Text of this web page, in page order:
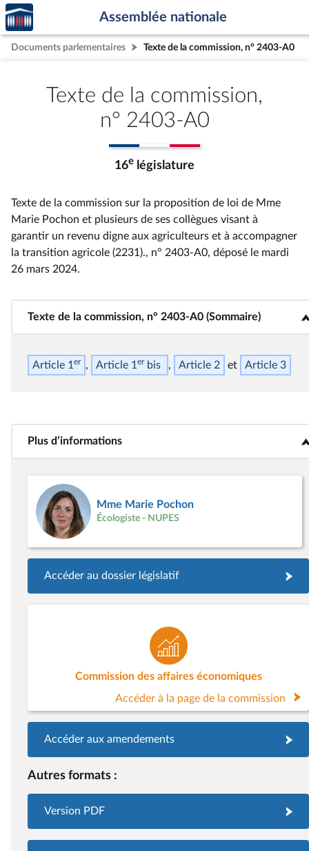
Aller au contenu
Aller en bas de la page
Accèder
à la
page
d'accueil
Assemblée nationale
Documents parlementaires Texte de la commission, n° 2403-A0
Texte de la commission,
n° 2403-A0
16e législature
Texte de la commission sur la proposition de loi de Mme
Marie Pochon et plusieurs de ses collègues visant à
garantir un revenu digne aux agriculteurs et à accompagner
la transition agricole (2231)., n° 2403-A0, déposé le mardi
26 mars 2024.
Texte de la commission, n° 2403-A0 (Sommaire)
<b>Texte de la commission, n° 2403-A0 (Sommaire)</b>
Article 1er Article 1er bis Article 2 Article 3
Plus d’informations<b>Plus d’informations</b>
Mme Marie Pochon
Écologiste - NUPES
Accéder au dossier législatif
Commission des affaires économiques
Accéder à la page de la commission
Accéder aux amendements
Autres formats :
Version PDF